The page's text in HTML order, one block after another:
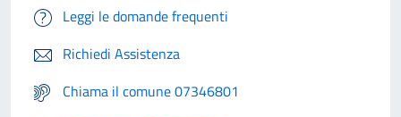
Leggi le domande frequenti
Richiedi Assistenza
Chiama il comune 07346801